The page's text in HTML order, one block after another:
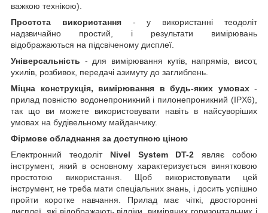
важкою технікою).
Простота використання- у використанні теодоліт
надзвичайно простий, і результати вимірювань
відображаються на підсвіченому дисплеї.
Універсальність - для вимірювання кутів, напрямів, висот,
ухилів, розбивок, передачі азимуту до заглиблень.
Міцна конструкція, вимірювання в будь-яких умовах-
прилад повністю водонепроникний і пилонепроникний (IPX6),
так що ви можете використовувати навіть в найсуворіших
умовах на будівельному майданчику.
Фірмове обладнання за доступною ціною
Електронний теодоліт Nivel System DT-2 являє собою
інструмент, який в основному характеризується винятковою
простотою використання. Щоб використовувати цей
інструмент, не треба мати спеціальних знань, і досить успішно
пройти коротке навчання. Прилад має чіткі, двосторонні
дисплеї, які відображають відліки, виміряних горизонтальних і